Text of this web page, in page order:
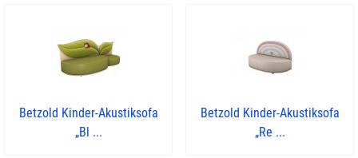
Betzold Kinder-Akustiksofa
„Bl ...
Betzold Kinder-Akustiksofa
„Re ...